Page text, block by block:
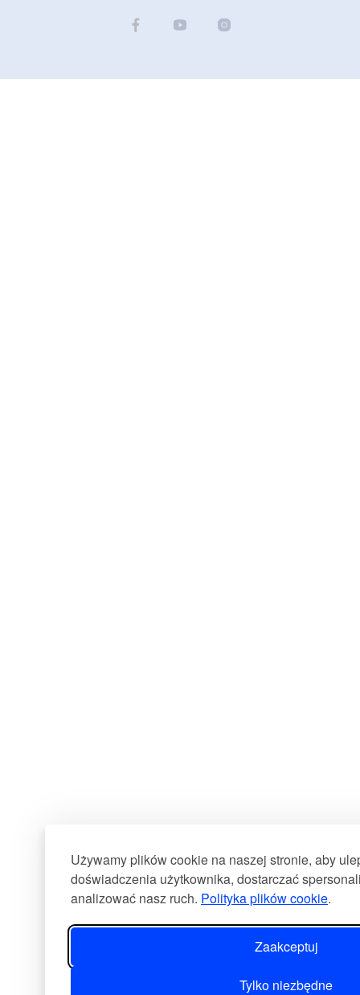
Używamy plików cookie na naszej stronie, aby
doświadczenia użytkownika, dostarczać
analizować nasz ruch. Polityka plików cookie.
Zaakceptuj
Tylko niezbędne